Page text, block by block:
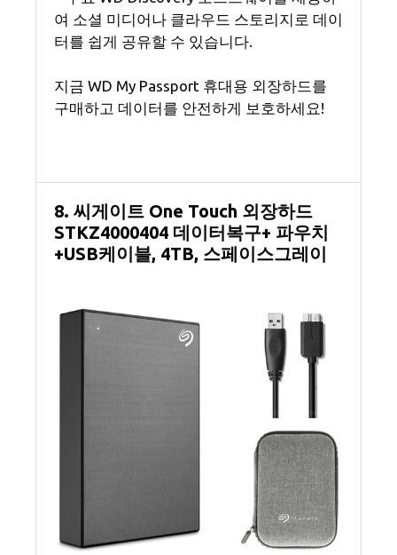
여 소셜 미디어나 클라우드 스토리지로 데이
터를 쉽게 공유할 수 있습니다.
지금 WD My Passport 휴대용 외장하드를
구매하고 데이터를 안전하게 보호하세요!
8. 씨게이트 One Touch 외장하드
STKZ4000404 데이터복구+ 파우치
+USB케이블, 4TB, 스페이스그레이